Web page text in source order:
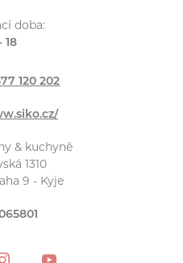
doba:
18
120 202
& kuchyně
1310
9 - Kyje